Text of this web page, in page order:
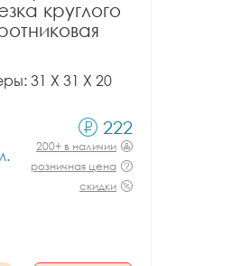
круглого
31 X 31 X 20
222
200+ в наличии
розничная цена
скидки